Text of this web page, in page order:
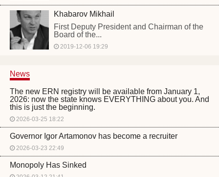
Khabarov Mikhail
First Deputy President and Chairman of the
Board of the...
2019-12-06 19:29
News
The new ERN registry will be available from January 1,
2026: now the state knows EVERYTHING about you. And
this is just the beginning.
2026-03-25 18:22
Governor Igor Artamonov has become a recruiter
2026-03-23 22:49
Monopoly Has Sinked